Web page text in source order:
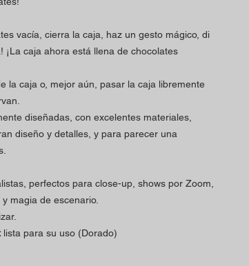
vacía, cierra la caja, haz un gesto mágico, di
¡La caja ahora está llena de chocolates
la caja o, mejor aún, pasar la caja libremente
diseñadas, con excelentes materiales,
diseño y detalles, y para parecer una
perfectos para close-up, shows por Zoom,
magia de escenario.
lista para su uso (Dorado)